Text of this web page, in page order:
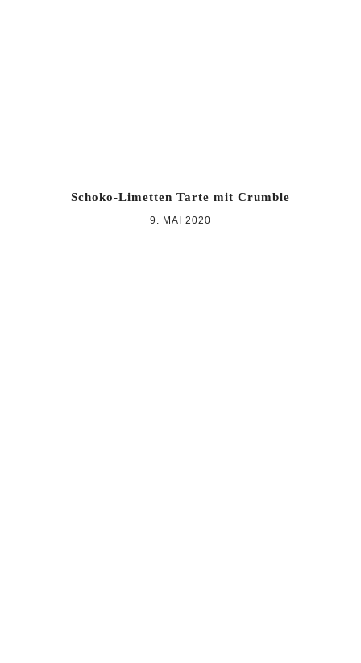
Schoko-Limetten Tarte mit Crumble
9. MAI 2020